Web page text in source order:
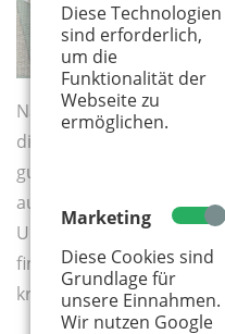
Diese Technologien
sind erforderlich,
um die
Funktionalität der
Webseite zu
ermöglichen.
Marketing
Diese Cookies sind
Grundlage für
unsere Einnahmen.
Wir nutzen Google
Natürlich eignet sich
die Zeit zu Hause,
guter Begleiter sein,
auf Reisen geht oder es
Und wenn es Mama oder
finden sie sicher auch
kreativ werden können.